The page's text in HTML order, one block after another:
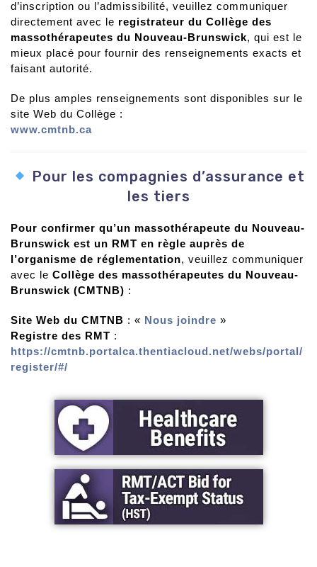
d’inscription ou l’admissibilité, veuillez communiquer
directement avec le registrateur du Collège des
massothérapeutes du Nouveau-Brunswick, qui est le
mieux placé pour fournir des renseignements exacts et
faisant autorité.
De plus amples renseignements sont disponibles sur le
site Web du Collège :
www.cmtnb.ca
Pour les compagnies d’assurance et
les tiers
Pour confirmer qu’un massothérapeute du Nouveau-
Brunswick est un RMT en règle auprès de
l’organisme de réglementation, veuillez communiquer
avec le Collège des massothérapeutes du Nouveau-
Brunswick (CMTNB) :
Site Web du CMTNB : « Nous joindre »
Registre des RMT :
https://cmtnb.portalca.thentiacloud.net/webs/portal/
register/#/